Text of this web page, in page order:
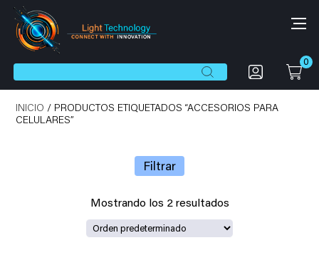
Buscar: Botón de búsqueda 0
INICIO / PRODUCTOS ETIQUETADOS “ACCESORIOS PARA
CELULARES”
Filtrar
Mostrando los 2 resultados